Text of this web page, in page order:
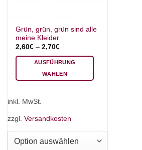
Grün, grün, grün sind alle
meine Kleider
2,60€ –2,70€
AUSFÜHRUNG
WÄHLEN
mehrere
auf.
inkl. MwSt.
zzgl. Versandkosten